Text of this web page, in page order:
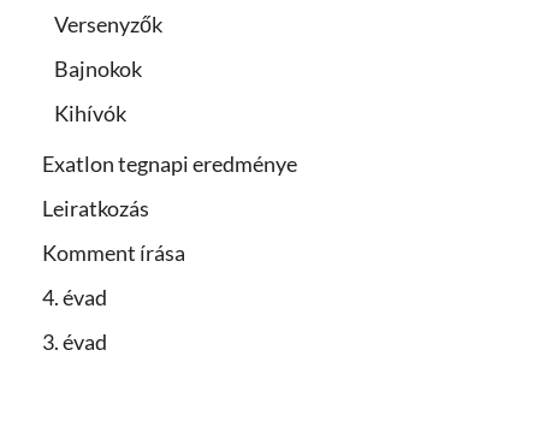
Versenyzők
Bajnokok
Kihívók
Exatlon tegnapi eredménye
Leiratkozás
Komment írása
4. évad
3. évad